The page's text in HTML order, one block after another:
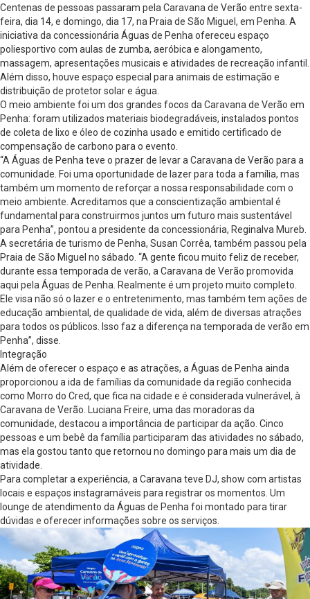
Centenas de pessoas passaram pela Caravana de Verão entre sexta-
feira, dia 14, e domingo, dia 17, na Praia de São Miguel, em Penha. A
iniciativa da concessionária Águas de Penha ofereceu espaço
poliesportivo com aulas de zumba, aeróbica e alongamento,
massagem, apresentações musicais e atividades de recreação infantil.
Além disso, houve espaço especial para animais de estimação e
distribuição de protetor solar e água.
O meio ambiente foi um dos grandes focos da Caravana de Verão em
Penha: foram utilizados materiais biodegradáveis, instalados pontos
de coleta de lixo e óleo de cozinha usado e emitido certificado de
compensação de carbono para o evento.
“A Águas de Penha teve o prazer de levar a Caravana de Verão para a
comunidade. Foi uma oportunidade de lazer para toda a família, mas
também um momento de reforçar a nossa responsabilidade com o
meio ambiente. Acreditamos que a conscientização ambiental é
fundamental para construirmos juntos um futuro mais sustentável
para Penha”, pontou a presidente da concessionária, Reginalva Mureb.
A secretária de turismo de Penha, Susan Corrêa, também passou pela
Praia de São Miguel no sábado. “A gente ficou muito feliz de receber,
durante essa temporada de verão, a Caravana de Verão promovida
aqui pela Águas de Penha. Realmente é um projeto muito completo.
Ele visa não só o lazer e o entretenimento, mas também tem ações de
educação ambiental, de qualidade de vida, além de diversas atrações
para todos os públicos. Isso faz a diferença na temporada de verão em
Penha”, disse.
Integração
Além de oferecer o espaço e as atrações, a Águas de Penha ainda
proporcionou a ida de famílias da comunidade da região conhecida
como Morro do Cred, que fica na cidade e é considerada vulnerável, à
Caravana de Verão. Luciana Freire, uma das moradoras da
comunidade, destacou a importância de participar da ação. Cinco
pessoas e um bebê da família participaram das atividades no sábado,
mas ela gostou tanto que retornou no domingo para mais um dia de
atividade.
Para completar a experiência, a Caravana teve DJ, show com artistas
locais e espaços instagramáveis para registrar os momentos. Um
lounge de atendimento da Águas de Penha foi montado para tirar
dúvidas e oferecer informações sobre os serviços.